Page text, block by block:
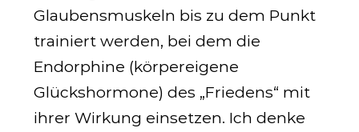
Glaubensmuskeln bis zu dem Punkt
trainiert werden, bei dem die
Endorphine (körpereigene
Glückshormone) des „Friedens“ mit
ihrer Wirkung einsetzen. Ich denke